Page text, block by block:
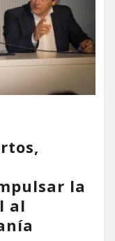
la
al